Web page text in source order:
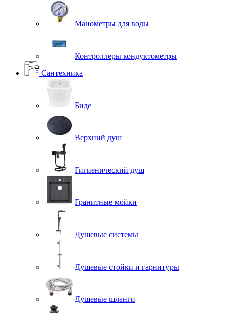
Манометры для воды
Контроллеры кондуктометры
Сантехника
Биде
Верхний душ
Гигиенический душ
Гранитные мойки
Душевые системы
Душевые стойки и гарнитуры
Душевые шланги